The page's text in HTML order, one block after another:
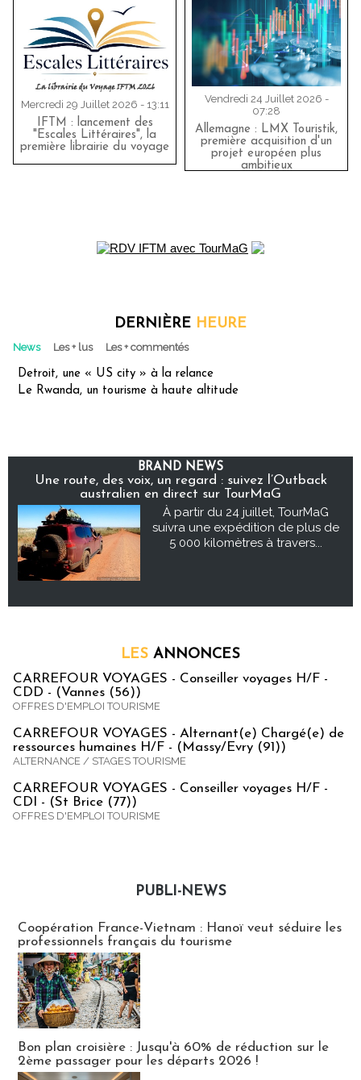
Mercredi 29 Juillet 2026 - 13:11
IFTM : lancement des
"Escales Littéraires", la
première librairie du voyage
Vendredi 24 Juillet 2026 -
07:28
Allemagne : LMX Touristik,
première acquisition d'un
projet européen plus
ambitieux
DERNIÈRE HEURE
News Les + lus Les + commentés
Detroit, une « US city » à la relance
Le Rwanda, un tourisme à haute altitude
BRAND NEWS
Une route, des voix, un regard : suivez l’Outback
australien en direct sur TourMaG
À partir du 24 juillet, TourMaG
suivra une expédition de plus de
5 000 kilomètres à travers...
LES ANNONCES
CARREFOUR VOYAGES - Conseiller voyages H/F -
CDD - (Vannes (56))
OFFRES D'EMPLOI TOURISME
CARREFOUR VOYAGES - Alternant(e) Chargé(e) de
ressources humaines H/F - (Massy/Evry (91))
ALTERNANCE / STAGES TOURISME
CARREFOUR VOYAGES - Conseiller voyages H/F -
CDI - (St Brice (77))
OFFRES D'EMPLOI TOURISME
PUBLI-NEWS
Coopération France-Vietnam : Hanoï veut séduire les
professionnels français du tourisme
Bon plan croisière : Jusqu'à 60% de réduction sur le
2ème passager pour les départs 2026 !